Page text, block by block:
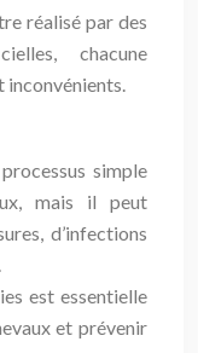
réalisé par des
chacune
inconvénients.
simple
mais il peut
d’infections
est essentielle
et prévenir